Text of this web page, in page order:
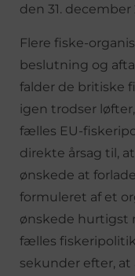
den 31. december
Flere fiske-
beslutning og
falder de britiske
igen trodser
fælles EU-
direkte årsag til,
ønskede at
formuleret af et
ønskede hurtigst
fælles
sekunder efter,